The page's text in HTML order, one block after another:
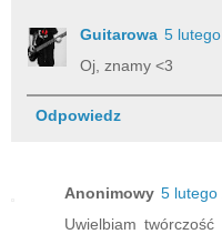
Guitarowa 5
Oj, znamy <3
Odpowiedz
Anonimowy 5 lutego
Uwielbiam